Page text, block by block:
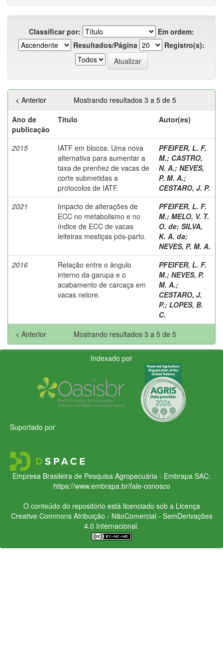
Classificar por:
Em ordem:
Resultados/Página
Registro(s):
Mostrando resultados 3 a 5 de 5
< Anterior
Ano de
publicação
Título Autor(es)
2015
IATF em blocos: Uma nova
alternativa para aumentar a
taxa de prenhez de vacas de
corte submetidas a
protocolos de IATF.
PFEIFER, L. F.
M.; CASTRO,
N. A.; NEVES,
P. M. A.;
CESTARO, J. P.
2021
Impacto de alterações de
ECC no metabolismo e no
índice de ECC de vacas
leiteiras mestiças pós-parto.
PFEIFER, L. F.
M.; MELO, V. T.
O. de; SILVA,
K. A. da;
NEVES, P. M. A.
2016
Relação entre o ângulo
interno da garupa e o
acabamento de carcaça em
vacas nelore.
PFEIFER, L. F.
M.; NEVES, P.
M. A.;
CESTARO, J.
P.; LOPES, B.
C.
Mostrando resultados 3 a 5 de 5
< Anterior
Indexado por
Suportado por
Empresa Brasileira de Pesquisa Agropecuária - Embrapa SAC:
https://www.embrapa.br/fale-conosco
O conteúdo do repositório está licenciado sob a Licença
Creative CommonsAtribuição - NãoComercial - SemDerivações
4.0 Internacional.